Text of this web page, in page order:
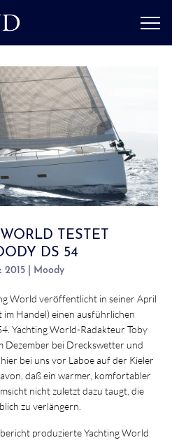
TESTET
DS 54
2015 | Moody
World veröffentlicht in seiner April
Handel) einen ausführlichen
Yachting World-Radakteur Toby
Dezember bei Dreckswetter und
bei uns vor Laboe auf der Kieler
daß ein warmer, komfortabler
nicht zuletzt dazu taugt, die
zu verlängern.
produzierte Yachting World